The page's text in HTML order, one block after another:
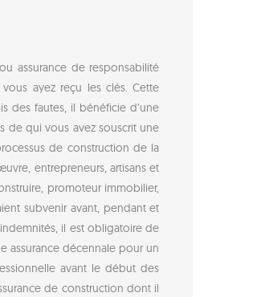
assurance de responsabilité
ayez reçu les clés. Cette
des fautes, il bénéficie d’une
de qui vous avez souscrit une
de construction de la
entrepreneurs, artisans et
promoteur immobilier,
subvenir avant, pendant et
il est obligatoire de
assurance décennale pour un
avant le début des
de construction dont il